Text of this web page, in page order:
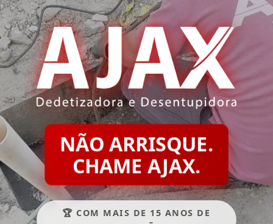
NÃO ARRISQUE.
CHAME AJAX.
🏆 COM MAIS DE 15 ANOS DE